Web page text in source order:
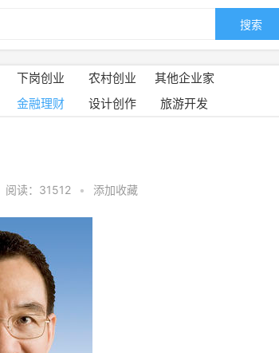
搜索
下岗创业 农村创业
其他企业家
金融理财 设计创作 旅游开发
阅读：31512 • 添加收藏